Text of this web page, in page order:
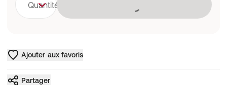
Quantité
Ajouter aux favoris
Partager